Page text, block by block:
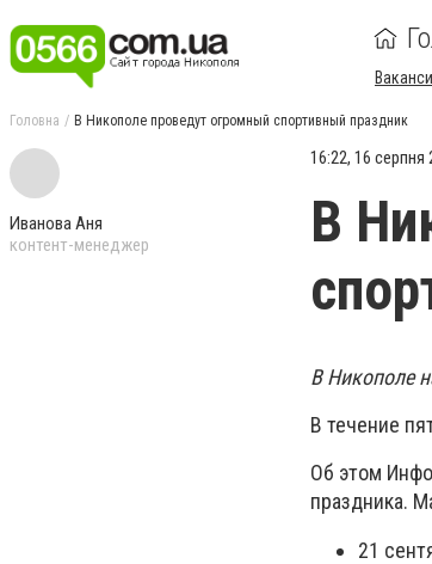
Головна В Никополе проведут огромный спортивный праздник
Иванова Аня
контент-менеджер
16:22, 16 серпня
В
В Никополе
В течение
Об этом
праздника.
21